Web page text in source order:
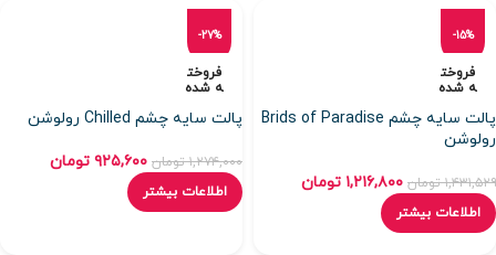
-15%
فروخت
ه شده
پالت سایه چشم Brids of Paradise
رولوشن
۱,۴۳۱,۵۲۹ تومان ۱,۲۱۶,۸۰۰ تومان
اطلاعات بیشتر
-27%
فروخت
ه شده
پالت سایه چشم Chilled رولوشن
۱,۲۷۴,۰۰۰ تومان ۹۲۵,۶۰۰ تومان
اطلاعات بیشتر